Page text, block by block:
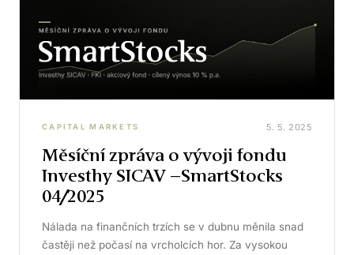
CAPITAL MARKETS 5. 5. 2025
Měsíční zpráva o vývoji fondu
Investhy SICAV –SmartStocks
04/2025
Nálada na finančních trzích se v dubnu měnila snad
častěji než počasí na vrcholcích hor. Za vysokou